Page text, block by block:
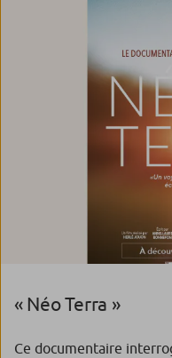
« Néo Terra »
Ce documentaire